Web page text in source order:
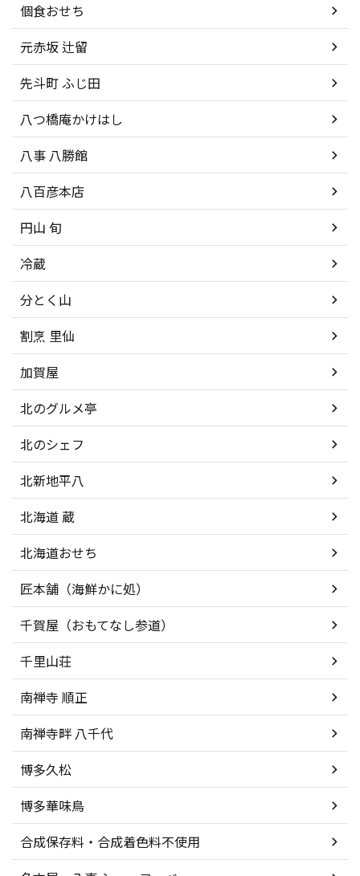
個食おせち
元赤坂 辻留
先斗町 ふじ田
八つ橋庵かけはし
八事 八勝館
八百彦本店
円山 旬
冷蔵
分とく山
割烹 里仙
加賀屋
北のグルメ亭
北のシェフ
北新地平八
北海道 蔵
北海道おせち
匠本舗（海鮮かに処）
千賀屋（おもてなし参道）
千里山荘
南禅寺 順正
南禅寺畔 八千代
博多久松
博多華味鳥
合成保存料・合成着色料不使用